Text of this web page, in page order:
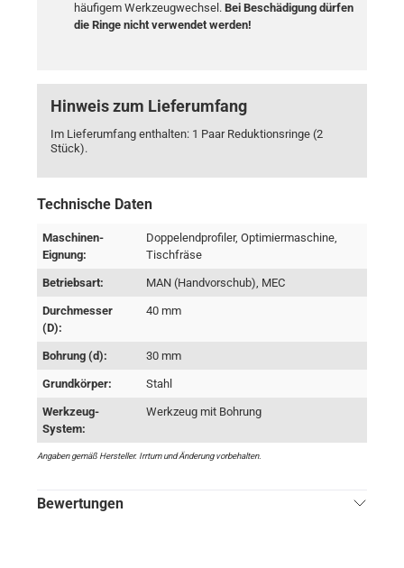
häufigem Werkzeugwechsel. Bei Beschädigung dürfen
die Ringe nicht verwendet werden!
Hinweis zum Lieferumfang
Im Lieferumfang enthalten: 1 Paar Reduktionsringe (2
Stück).
Technische Daten
Maschinen-
Eignung:
Doppelendprofiler, Optimiermaschine,
Tischfräse
Betriebsart: MAN (Handvorschub), MEC
Durchmesser
(D):
40 mm
Bohrung (d): 30 mm
Grundkörper: Stahl
Werkzeug-
System:
Werkzeug mit Bohrung
Angaben gemäß Hersteller. Irrtum und Änderung vorbehalten.
Bewertungen